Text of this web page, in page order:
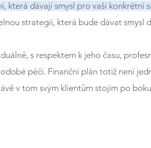
která dávají smysl pro vaši konkrétní
strategii, která bude dávat smysl
s respektem k jeho času,
péči. Finanční plán totiž není
v tom svým klientům stojím po